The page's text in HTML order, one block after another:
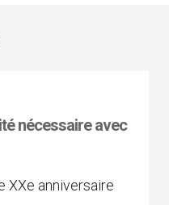
nécessaire avec
XXe anniversaire